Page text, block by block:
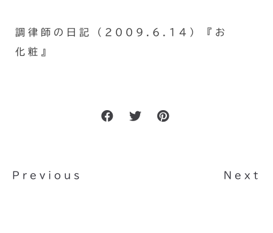
調律師の日記（2009.6.14）『お
化粧』
Previous Next